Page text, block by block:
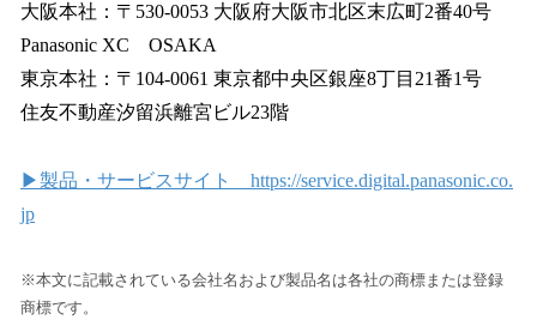
大阪本社：〒530-0053 大阪府大阪市北区末広町2番40号
Panasonic XC OSAKA
東京本社：〒104-0061 東京都中央区銀座8丁目21番1号
住友不動産汐留浜離宮ビル23階
▶製品・サービスサイト https://service.digital.panasonic.co.
jp
※本文に記載されている会社名および製品名は各社の商標または登録
商標です。